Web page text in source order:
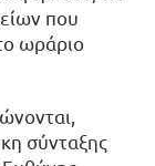
που
ωράριο
σύνταξης